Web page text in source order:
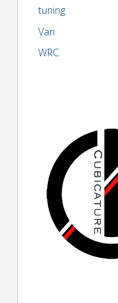
tuning
Vari
WRC